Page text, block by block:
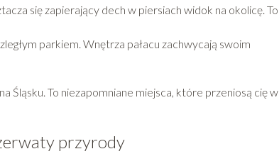
się zapierający dech w piersiach widok na okolicę. To
parkiem. Wnętrza pałacu zachwycają swoim
Śląsku. To niezapomniane miejsca, które przeniosą cię w
przyrody